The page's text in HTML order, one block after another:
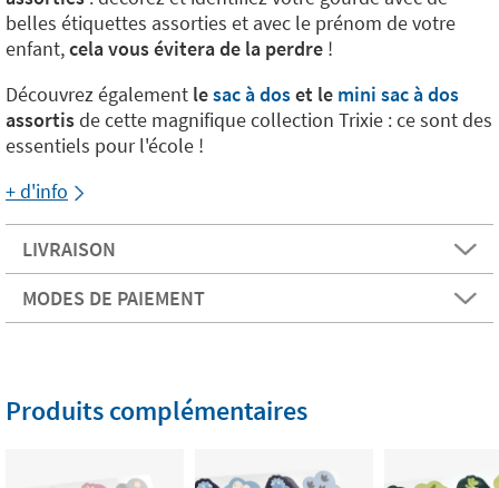
belles étiquettes assorties et avec le prénom de votre
enfant,cela vous évitera de la perdre !
Découvrez également lesac à doset le mini sac à dos
assortisde cette magnifique collection Trixie : ce sont des
essentiels pour l'école !
+ d'info
LIVRAISON
MODES DE PAIEMENT
Produits complémentaires